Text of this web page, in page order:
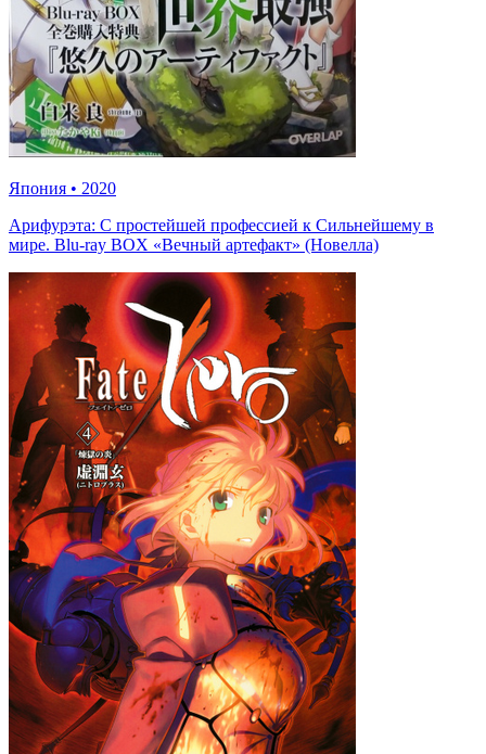
Япония • 2020
Арифурэта: С простейшей профессией к Сильнейшему в
мире. Blu-ray BOX «Вечный артефакт» (Новелла)